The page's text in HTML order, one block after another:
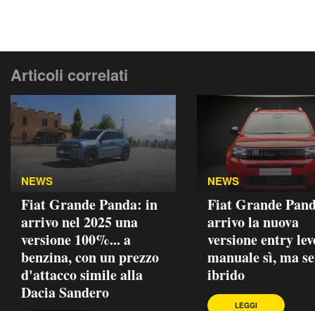
Articoli correlati
NEWS
Fiat Grande Panda: in
arrivo nel 2025 una
versione 100%... a
benzina, con un prezzo
d'attacco simile alla
Dacia Sandero
NEWS
Fiat Grande
arrivo la nuova
versione entry
manuale sì, ma
ibrido
LEGGI